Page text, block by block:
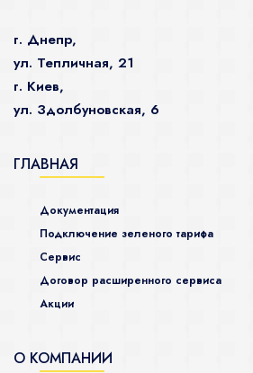
г. Днепр,
ул. Тепличная, 21
г. Киев,
ул. Здолбуновская, 6
ГЛАВНАЯ
Документация
Подключение зеленого тарифа
Сервис
Договор расширенного сервиса
Акции
О КОМПАНИИ